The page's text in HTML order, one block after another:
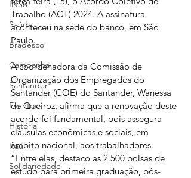
INSS
Saúde
Bradesco
Campanha
Santander
Eventos
História
Itaú
Solidariedade
Trabalho (ACT) 2024. A assinatura
aconteceu na sede do banco, em São
Paulo.
A coordenadora da Comissão de
Organização dos Empregados do
Santander (COE) do Santander, Wanessa
de Queiroz, afirma que a renovação deste
acordo foi fundamental, pois assegura
cláusulas econômicas e sociais, em
âmbito nacional, aos trabalhadores.
“Entre elas, destaco as 2.500 bolsas de
estudo para primeira graduação, pós-